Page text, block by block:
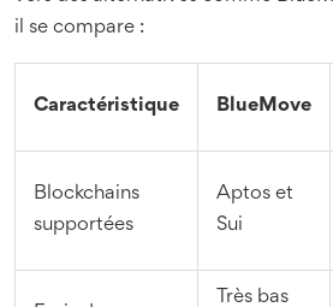
il se compare :
Caractéristique BlueMove
Blockchains
supportées
Aptos et
Sui
Très bas